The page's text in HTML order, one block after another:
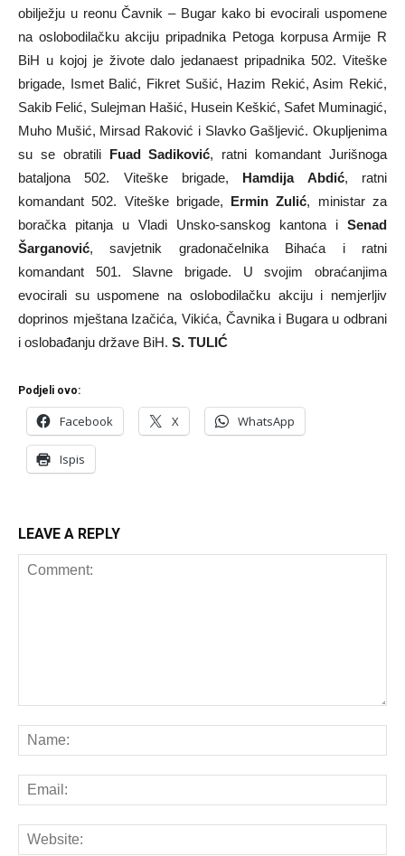
obilježju u reonu Čavnik – Bugar kako bi evocirali uspomene
na oslobodilačku akciju pripadnika Petoga korpusa Armije R
BiH u kojoj je živote dalo jedanaest pripadnika 502. Viteške
brigade, Ismet Balić, Fikret Sušić, Hazim Rekić, Asim Rekić,
Sakib Felić, Sulejman Hašić, Husein Keškić, Safet Muminagić,
Muho Mušić, Mirsad Raković i Slavko Gašljević. Okupljenima
su se obratili Fuad Sadiković, ratni komandant Jurišnoga
bataljona 502. Viteške brigade, Hamdija Abdić, ratni
komandant 502. Viteške brigade, Ermin Zulić, ministar za
boračka pitanja u Vladi Unsko-sanskog kantona i Senad
Šarganović, savjetnik gradonačelnika Bihaća i ratni
komandant 501. Slavne brigade. U svojim obraćanjima
evocirali su uspomene na oslobodilačku akciju i nemjerljiv
doprinos mještana Izačića, Vikića, Čavnika i Bugara u odbrani
i oslobađanju države BiH. S. TULIĆ
Podjeli ovo:
Facebook X WhatsApp
Ispis
LEAVE A REPLY